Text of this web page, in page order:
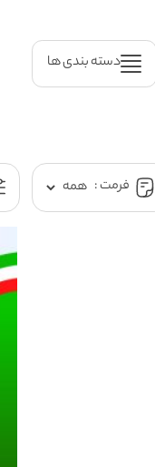
دسته بندی ها
فرمت :